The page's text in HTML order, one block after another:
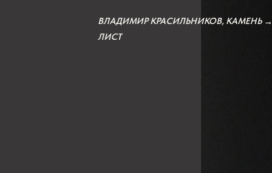
ВЛАДИМИР КРАСИЛЬНИКОВ, КАМЕНЬ →
ЛИСТ